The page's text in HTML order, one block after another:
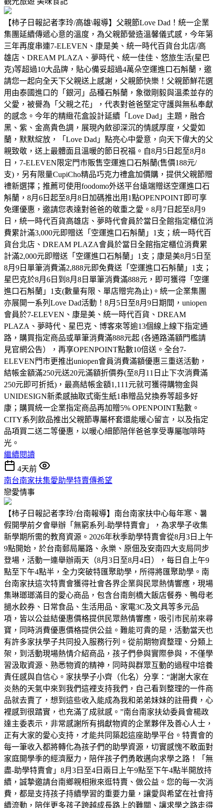
【柿子日報記者李玲/高雄\報導】父親節Love Dad！統一企業
集團延續傳遞心意的溫度，為父親節營造溫馨儀式感，今年第
三年再度串連7-ELEVEN、康是美、統一時代百貨台北店/高
雄店、DREAM PLAZA、夢時代、統一佳佳、悠旅生活(星巴
克)等超過10大品牌，貼心備妥超過4萬朵空運進口石斛蘭，邀
請您一起向全天下父親送上感謝，父親節快樂！父親節鮮花選
用由泰國進口的「銀河」品種石斛蘭，象徵剛毅與溫柔並存的
父愛，被譽為「父親之花」，代表對爸爸堅定守護與無私奉獻
的感念。今年的精緻花盒設計延續「Love Dad」主題，融合
黑、紫、金高貴色調，展現內斂卻深沉的情感厚度，父愛如
蘭，默默綻放，「Love Dad」點亮心中愛意，向天下偉大的父
親致敬，送上最體面且溫暖的節日祝福。自8月5日起至8月8
日，7-ELEVEN限定門市販售空運進口石斛蘭(售價188元/
支)，另有限量CupiCho精品巧克力禮盒加價購，提供父親節贈
禮新選擇；推薦可使用foodomo外送平台遠端贈送空運進口石
斛蘭，8月6日起至8月8日加碼推出用1點OPENPOINT即可享
免運優惠，邀請您表達對爸爸的敬重之愛。8月7日起至8月9
日，統一時代百貨高雄店、夢時代會員於當日全館指定櫃位消
費累計滿3,000元即贈送「空運進口石斛蘭」1支；統一時代百
貨台北店、DREAM PLAZA會員於當日全館指定櫃位消費累
計滿2,000元即贈送「空運進口石斛蘭」1支；康是美8月5日至
8月9日單筆消費滿2,888元即免費送「空運進口石斛蘭」1支；
星巴克於8月6日到8月8日單筆消費滿888元，即可獲得「空運
進口石斛蘭」1支(數量有限、單店贈完為止)。統一企業集團
亦展開一系列Love Dad活動！8月5日至8月9日期間，uniopen
會員於7-ELEVEN、康是美、統一時代百貨、DREAM
PLAZA、夢時代、星巴克、博客來等逾13個線上線下指定通
路，購買指定商品或單筆消費滿888元起 (各通路滿額門檻請
見官網公告），再享OPENPOINT點數10倍送。全台7-
ELEVEN門市更推出uniopen會員消費滿額優惠三重送活動，
結帳金額滿250元送20元滿額折價券(至8月11日止下次消費滿
250元即可折抵)，最高結帳金額1,111元就可獲得購物金與
UNIDESIGN新柔感抽取式衛生紙1串贈品兌換券等超多好
康；購買統一企業指定商品再加贈5% OPENPOINT點數。
CITY系列飲品推出父親節專屬杯套還能暖心留言，以及指定
品項買二送二等優惠，以暖心細節陪伴爸爸享受專屬咖啡時
光。
繼續閱讀
4天前
南台南家扶集愛助學特賣傳希望
戀愛情事
【柿子日報記者李玲/台南報導】南台南家扶中心每年寒、暑
假開學前夕會舉辦「無窮系列-助學特賣會」，為求學子收集
新學期所需的教育資源。2026年秋季助學特賣會從8月3日上午
9點開始，於台南郵局屬路、永樂、原佃及安南四大支局同步
登場，活動一連舉辦兩天（8月3日至8月4日），每日自上午9
點至下午4點半，全力突破特匯聚助學，所得將匯聚助學。南
台南家扶這次特賣會獲得社會各界企業與民眾熱情響應，現場
集琳瑯瑯滿目的愛心商品，包含台南劍橋大飯店餐券、鴨母老
撾水餃券、日常食品、生活用品、家電3C及文具等多元品
項，皆以公益結優惠價格提供民眾熱情響應，吸引市民前來尋
寶，同時消費優惠價格提供公益。難能可貴的是，活動當天也
有許多家扶學子共同投入服務行列。從前期物資整理、分類上
架，到活動現場熱情介紹商品，孩子們參與實際參與，不僅學
習汲取資源、熟悉物資的精神，同時與群眾互動的過程中培養
責任感與自信心。家扶學子小齊（化名）分享：“謝謝大家在
炎熱的天氣中來到我們這裡支持我們，自己看到整理的一件商
品就去賣了，想到這些收入能成為我和弟弟妹妹的註冊費，心
裡感到很踏實，也充滿了成就感。”南台南家扶幼委員會楊政
達主委表示，非常感謝所有捐獻物資的企業夥伴及善心人士，
正有大家的愛心支持，才能共同築起這座助學平台。特賣會的
每一筆收入都將轉化為孩子們的助學資源，切實感愧不敢面對
家庭開學季的經濟壓力，陪伴孩子們勇敢邁向求學之路！「無
盡-助學特賣會」8月3日至4日兩日上午9點至下午4點半開放持
續，誠摯邀請台南鄉親相揪來逛特賣、做公益。您的每一次消
費，都是支持孩子持續學習的重要力量，讓愛與希望在社會持
續流動，陪伴更多孩子跨越成長路上的難關、讓求學之路走得